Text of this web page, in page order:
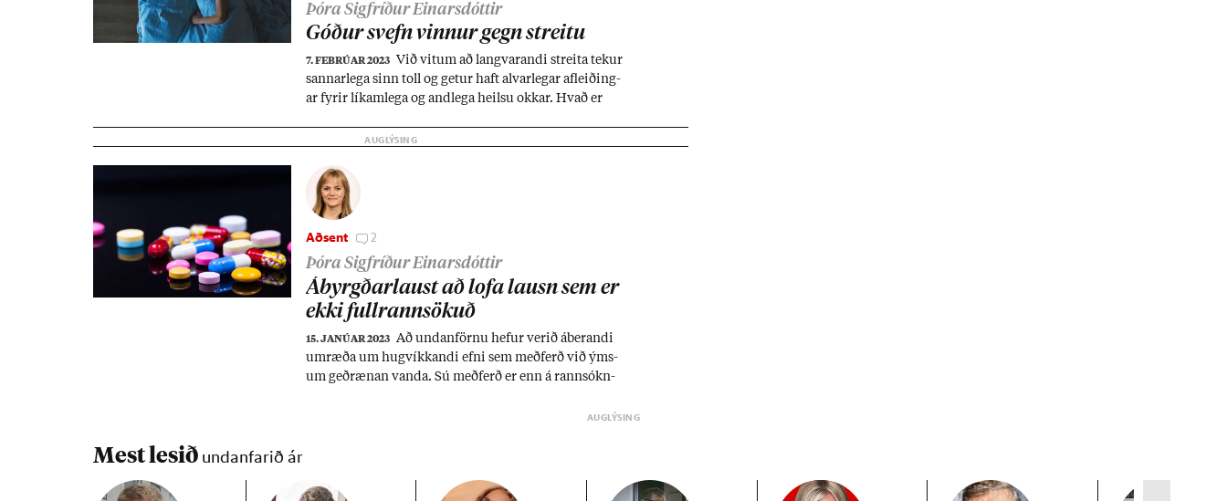
Þóra Sigfríður Einarsdóttir
Góð­ur svefn vinn­ur gegn streitu
7. FEBRÚAR 2023
Við vit­um að langvar­andi streita tek­ur
sann­ar­lega sinn toll og get­ur haft al­var­leg­ar af­leið­ing­
ar fyr­ir lík­am­lega og and­lega heilsu okk­ar. Hvað er
Aðsent
2
Þóra Sigfríður Einarsdóttir
Ábyrgð­ar­laust að lofa lausn sem er
ekki full­rann­sök­uð
15. JANÚAR 2023
Að und­an­förnu hef­ur ver­ið áber­andi
um­ræða um hug­víkk­andi efni sem með­ferð við ýms­
um geð­ræn­an vanda. Sú með­ferð er enn á rann­sókn­
að veita með­ferð sem hef­ur ekki ver­ið sam­þykkt af yf­
Mest lesið undanfarið ár